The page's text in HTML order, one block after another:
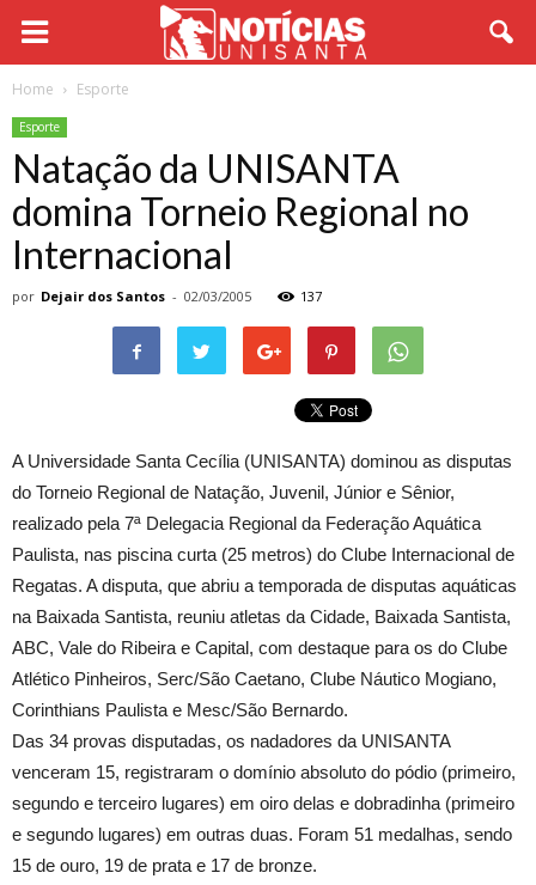
Home Esporte
Esporte
Natação da UNISANTA
domina Torneio Regional no
Internacional
por Dejair dos Santos - 02/03/2005 137
A Universidade Santa Cecília (UNISANTA) dominou as disputas
do Torneio Regional de Natação, Juvenil, Júnior e Sênior,
realizado pela 7ª Delegacia Regional da Federação Aquática
Paulista, nas piscina curta (25 metros) do Clube Internacional de
Regatas. A disputa, que abriu a temporada de disputas aquáticas
na Baixada Santista, reuniu atletas da Cidade, Baixada Santista,
ABC, Vale do Ribeira e Capital, com destaque para os do Clube
Atlético Pinheiros, Serc/São Caetano, Clube Náutico Mogiano,
Corinthians Paulista e Mesc/São Bernardo.
Das 34 provas disputadas, os nadadores da UNISANTA
venceram 15, registraram o domínio absoluto do pódio (primeiro,
segundo e terceiro lugares) em oiro delas e dobradinha (primeiro
e segundo lugares) em outras duas. Foram 51 medalhas, sendo
15 de ouro, 19 de prata e 17 de bronze.